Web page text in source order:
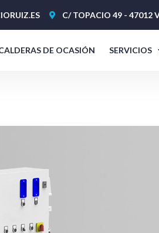
C/ TOPACIO 49 - 47012
DE OCASIÓN SERVICIOS